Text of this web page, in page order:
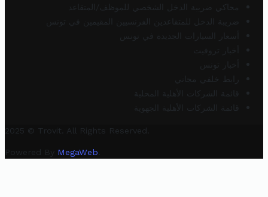
محاكي ضريبة الدخل الشخصي للموظف/المتقاعد
ضريبة الدخل للمتقاعدين الفرنسيين المقيمين في تونس
أسعار السيارات الجديدة في تونس
أخبار تروفيت
أخبار تونس
رابط خلفي مجاني
قائمة الشركات الأهلية المحلية
قائمة الشركات الأهلية الجهوية
2025 © Trovit. All Rights Reserved.
Powered By MegaWeb